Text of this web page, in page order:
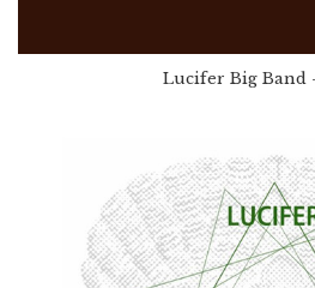
Lucifer Big Band